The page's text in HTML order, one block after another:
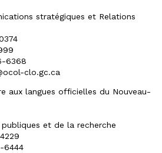
stratégiques et Relations
6368
clo.gc.ca
aux langues officielles du Nouveau-
et de la recherche
6444